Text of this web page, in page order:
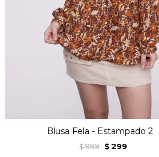
Blusa Fela - Estampado 2
$ 999 $ 299